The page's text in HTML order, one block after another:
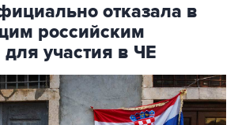
отказала в
российским
участия в ЧЕ